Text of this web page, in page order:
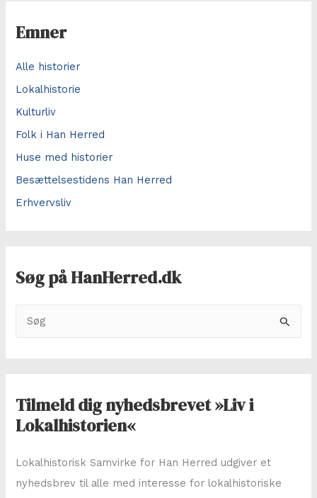
Emner
Alle historier
Lokalhistorie
Kulturliv
Folk i Han Herred
Huse med historier
Besættelsestidens Han Herred
Erhvervsliv
Søg på HanHerred.dk
ø
f
t
r
:
Tilmeld dig nyhedsbrevet »Liv i
Lokalhistorien«
Lokalhistorisk Samvirke for Han Herred udgiver et
nyhedsbrev til alle med interesse for lokalhistoriske